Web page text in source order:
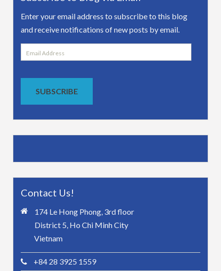
Enter your email address to subscribe to this blog
and receive notifications of new posts by email.
Email
Address
SUBSCRIBE
Contact Us!
174 Le Hong Phong, 3rd floor
District 5, Ho Chi Minh City
Vietnam
+84 28 3925 1559